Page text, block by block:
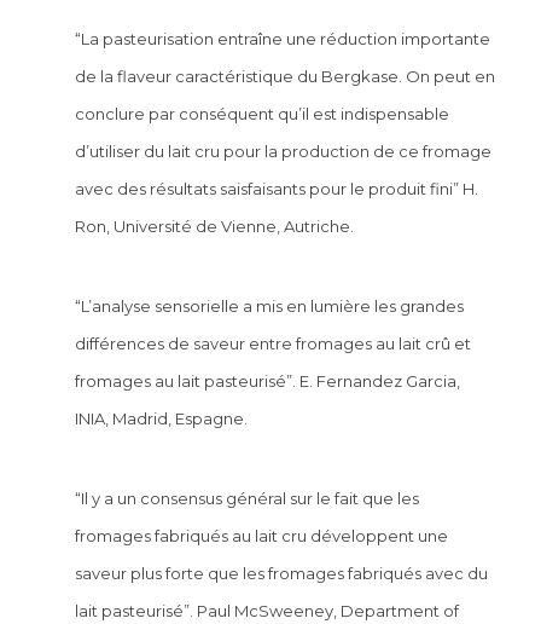
“La pasteurisation entraîne une réduction importante
de la flaveur caractéristique du Bergkase. On peut en
conclure par conséquent qu’il est indispensable
d’utiliser du lait cru pour la production de ce fromage
avec des résultats saisfaisants pour le produit fini” H.
Ron, Université de Vienne, Autriche.
“L’analyse sensorielle a mis en lumière les grandes
différences de saveur entre fromages au lait crû et
fromages au lait pasteurisé”. E. Fernandez Garcia,
INIA, Madrid, Espagne.
“Il y a un consensus général sur le fait que les
fromages fabriqués au lait cru développent une
saveur plus forte que les fromages fabriqués avec du
lait pasteurisé”. Paul McSweeney, Department of